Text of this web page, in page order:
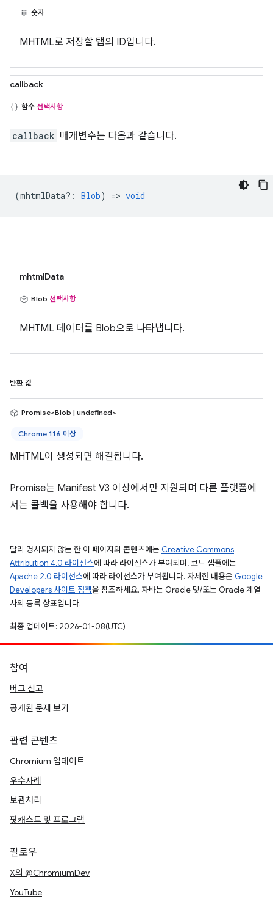
숫자
MHTML로 저장할 탭의 ID입니다.
callback
함수 선택사항
callback 매개변수는 다음과 같습니다.
(mhtmlData? : Blob) => void
mhtmlData
Blob 선택사항
MHTML 데이터를 Blob으로 나타냅니다.
반환 값
Promise<Blob | undefined>
Chrome 116 이상
MHTML이 생성되면 해결됩니다.
Promise는 Manifest V3 이상에서만 지원되며 다른 플랫폼에
서는 콜백을 사용해야 합니다.
달리 명시되지 않는 한 이 페이지의 콘텐츠에는 Creative Commons
Attribution 4.0 라이선스에 따라 라이선스가 부여되며, 코드 샘플에는
Apache 2.0 라이선스에 따라 라이선스가 부여됩니다. 자세한 내용은 Google
Developers 사이트 정책을 참조하세요. 자바는 Oracle 및/또는 Oracle 계열
사의 등록 상표입니다.
최종 업데이트: 2026-01-08(UTC)
참여
버그 신고
공개된 문제 보기
관련 콘텐츠
Chromium 업데이트
우수사례
보관처리
팟캐스트 및 프로그램
팔로우
X의 @ChromiumDev
YouTube